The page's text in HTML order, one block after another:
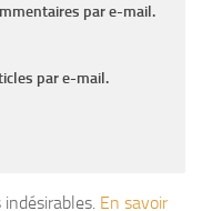
par e-mail.
par e-mail.
En savoir